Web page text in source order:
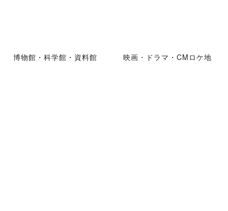
博物館・科学館・資料館 映画・ドラマ・CMロケ地